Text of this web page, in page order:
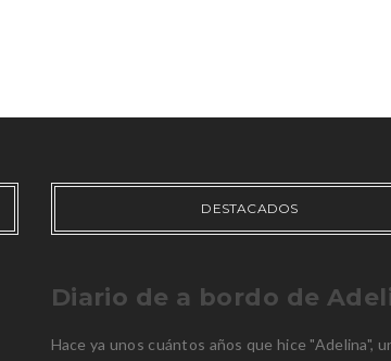
DESTACADOS
Diario de a bordo de
Hace ya unos cuántos años que hice "Adelina",